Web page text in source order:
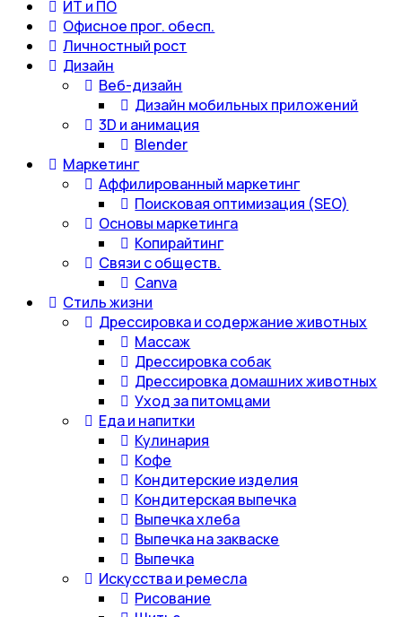
ИТ и ПО
Офисное прог. обесп.
Личностный рост
Дизайн
Веб-дизайн
Дизайн мобильных приложений
3D и анимация
Blender
Маркетинг
Аффилированный маркетинг
Поисковая оптимизация (SEO)
Основы маркетинга
Копирайтинг
Связи с обществ.
Canva
Стиль жизни
Дрессировка и содержание животных
Массаж
Дрессировка собак
Дрессировка домашних животных
Уход за питомцами
Еда и напитки
Кулинария
Кофе
Кондитерские изделия
Кондитерская выпечка
Выпечка хлеба
Выпечка на закваске
Выпечка
Искусства и ремесла
Рисование